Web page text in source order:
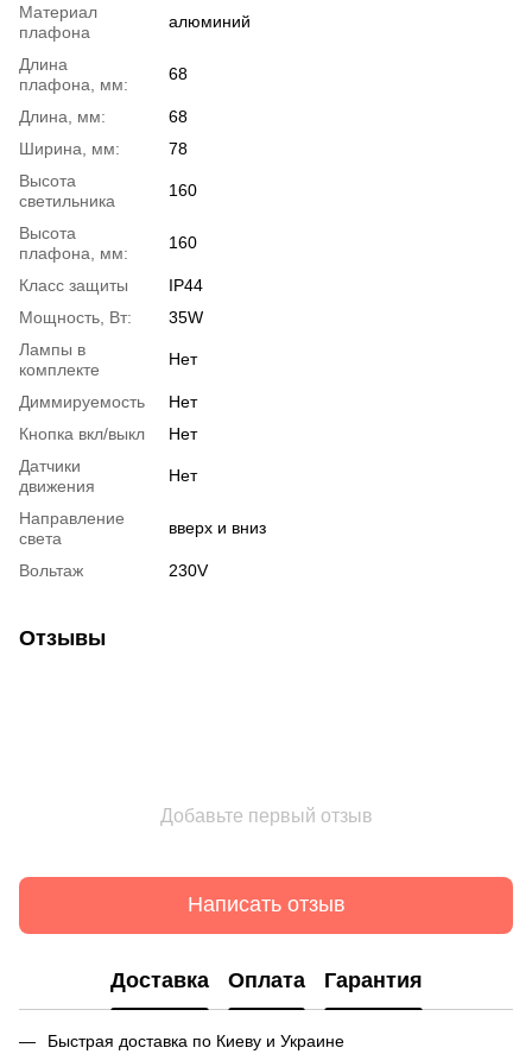
Материал
плафона
алюминий
Длина
плафона, мм:
68
Длина, мм:
68
Ширина, мм:
78
Высота
светильника
160
Высота
плафона, мм:
160
Класс защиты
IP44
Мощность, Вт:
35W
Лампы в
комплекте
Нет
Диммируемость
Нет
Кнопка вкл/выкл
Нет
Датчики
движения
Нет
Направление
света
вверх и вниз
Вольтаж 230V
Отзывы
Добавьте первый отзыв
Написать отзыв
Доставка Оплата Гарантия
Быстрая доставка по Киеву и Украине